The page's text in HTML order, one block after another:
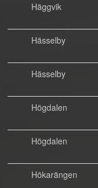
Häggvik
Hässelby
Hässelby
Högdalen
Högdalen
Hökarängen